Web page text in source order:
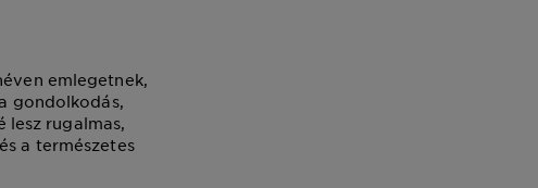
emlegetnek,
gondolkodás,
lesz rugalmas,
a természetes